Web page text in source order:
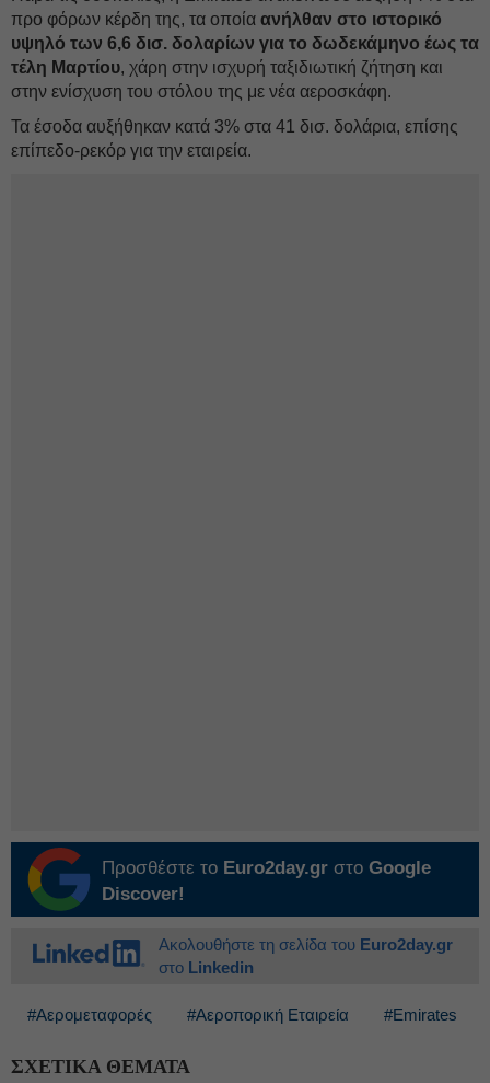
προ φόρων κέρδη της, τα οποία ανήλθαν στο ιστορικό
υψηλό των 6,6 δισ. δολαρίων για το δωδεκάμηνο έως τα
τέλη Μαρτίου, χάρη στην ισχυρή ταξιδιωτική ζήτηση και
στην ενίσχυση του στόλου της με νέα αεροσκάφη.
Τα έσοδα αυξήθηκαν κατά 3% στα 41 δισ. δολάρια, επίσης
επίπεδο-ρεκόρ για την εταιρεία.
Προσθέστε το Euro2day.gr στο Google
Discover!
Ακολουθήστε τη σελίδα του Euro2day.gr
στο Linkedin
#Αερομεταφορές #Αεροπορική Εταιρεία #Emirates
ΣΧΕΤΙΚΑ ΘΕΜΑΤΑ